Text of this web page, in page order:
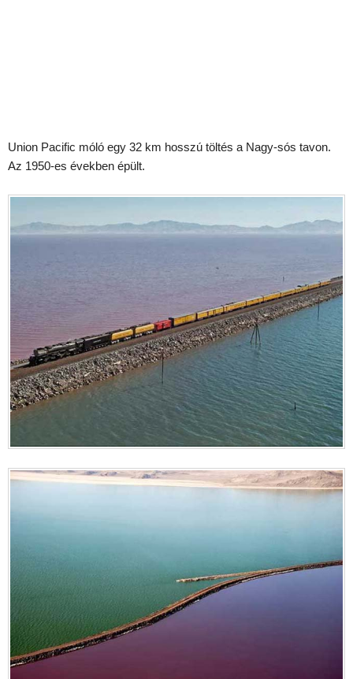
Union Pacific móló egy 32 km hosszú töltés a Nagy-sós tavon.
Az 1950-es években épült.